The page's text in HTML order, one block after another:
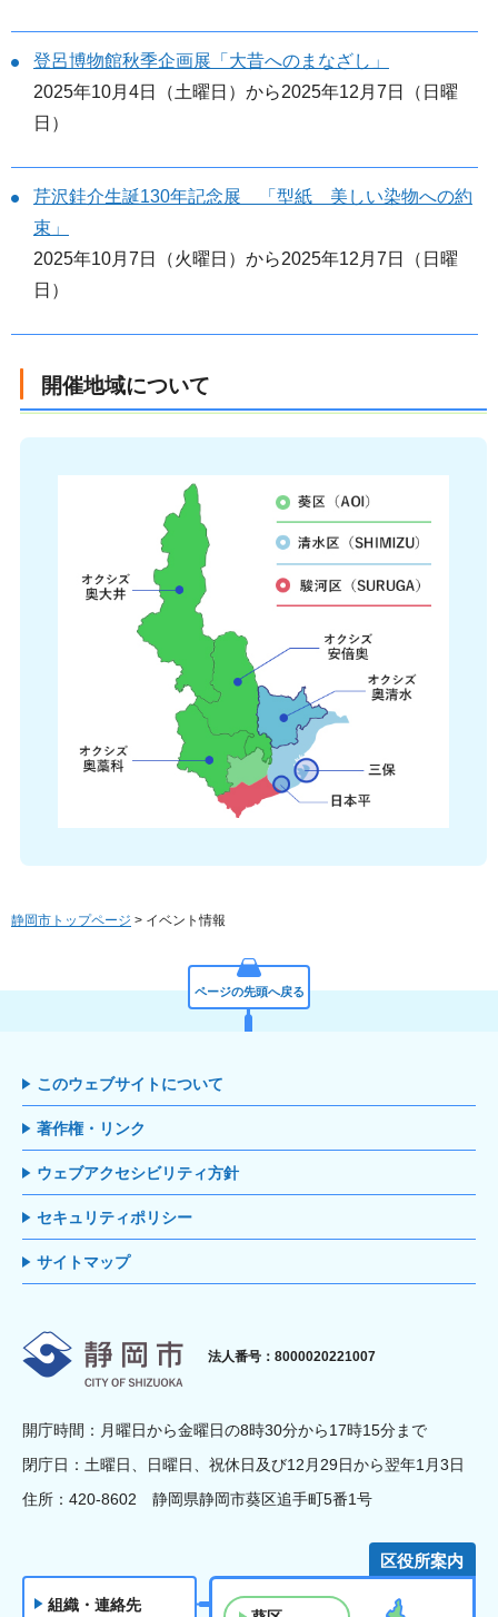
登呂博物館秋季企画展「大昔へのまなざし」
2025年10月4日（土曜日）から2025年12月7日（日曜
日）
芹沢銈介生誕130年記念展 「型紙 美しい染物への約
束」
2025年10月7日（火曜日）から2025年12月7日（日曜
日）
開催地域について
静岡市トップページ > イベント情報
ページの先頭へ戻る
このウェブサイトについて
著作権・リンク
ウェブアクセシビリティ方針
セキュリティポリシー
サイトマップ
静岡市
法人番号：8000020221007
開庁時間：月曜日から金曜日の8時30分から17時15分まで
閉庁日：土曜日、日曜日、祝休日及び12月29日から翌年1月3日
住所：420-8602 静岡県静岡市葵区追手町5番1号
組織・連絡先
区役所案内